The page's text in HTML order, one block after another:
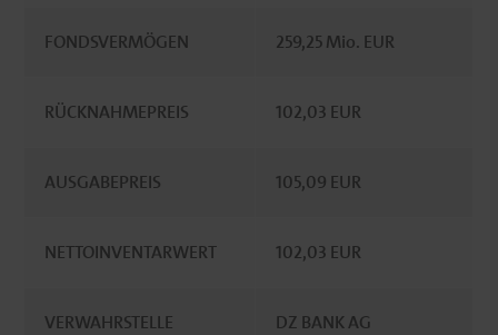
FONDSVERMÖGEN 259,25 Mio. EUR
RÜCKNAHMEPREIS 102,03 EUR
AUSGABEPREIS 105,09 EUR
NETTOINVENTARWERT 102,03 EUR
VERWAHRSTELLE DZ BANK AG